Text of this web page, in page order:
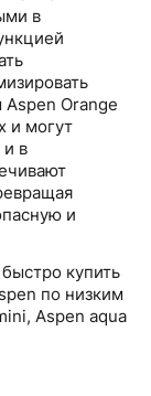
в
Orange
и могут
и в
и
купить
по низким
Aspen aqua